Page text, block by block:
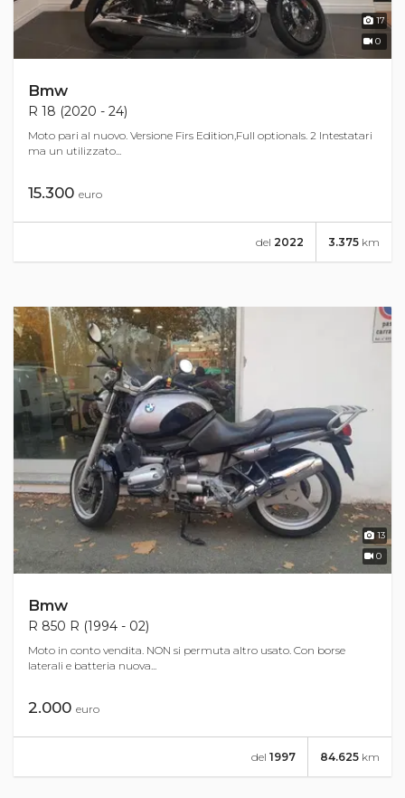
17
0
Bmw
R 18 (2020 - 24)
Moto pari al nuovo. Versione Firs Edition,Full optionals. 2 Intestatari
ma un utilizzato...
15.300 euro
3.375 km
del 2022
13
0
Bmw
R 850 R (1994 - 02)
Moto in conto vendita. NON si permuta altro usato. Con borse
laterali e batteria nuova...
2.000 euro
84.625 km
del 1997